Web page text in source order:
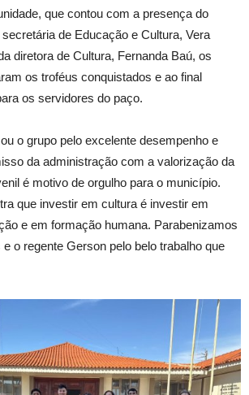
que contou com a presença do
de Educação e Cultura, Vera
diretora de Cultura, Fernanda Baú, os
os troféus conquistados e ao final
os servidores do paço.
o grupo pelo excelente desempenho e
da administração com a valorização da
é motivo de orgulho para o município.
que investir em cultura é investir em
e em formação humana. Parabenizamos
o regente Gerson pelo belo trabalho que